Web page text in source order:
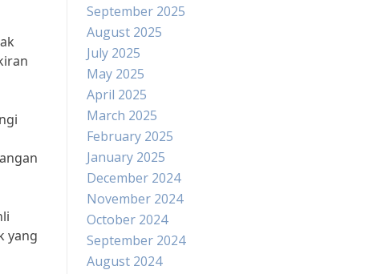
yang
September 2025
August 2025
July 2025
May 2025
April 2025
March 2025
February 2025
January 2025
December 2024
November 2024
October 2024
September 2024
August 2024